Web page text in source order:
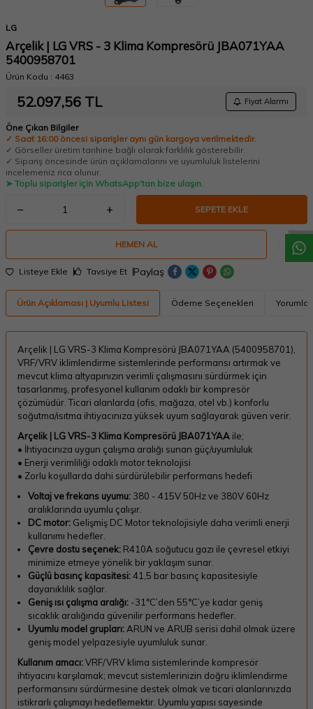
W
h
a
t
a
p
p
D
e
s
t
e
H
a
t
t
LG
Arçelik | LG VRS - 3 Klima Kompresörü JBA071YAA
5400958701
Ürün Kodu : 4463
52.097,56 TL Fiyat Alarmı
Öne Çıkan Bilgiler
✓ Saat 16:00 öncesi siparişler aynı gün kargoya verilmektedir.
✓ Görseller üretim tarihine bağlı olarak farklılık gösterebilir.
✓ Sipariş öncesinde ürün açıklamalarını ve uyumluluk listelerini
incelemeniz rica olunur.
➤ Toplu siparişler için WhatsApp'tan bize ulaşın.
SEPETE EKLE
HEMEN AL
Listeye Ekle Tavsiye Et Paylaş
Ürün Açıklaması | Uyumlu Listesi Ödeme Seçenekleri Yorumlar
Arçelik | LG VRS-3 Klima Kompresörü JBA071YAA (5400958701),
VRF/VRV iklimlendirme sistemlerinde performansı artırmak ve
mevcut klima altyapınızın verimli çalışmasını sürdürmek için
tasarlanmış, profesyonel kullanım odaklı bir kompresör
çözümüdür. Ticari alanlarda (ofis, mağaza, otel vb.) konforlu
soğutma/ısıtma ihtiyacınıza yüksek uyum sağlayarak güven verir.
Arçelik | LG VRS-3 Klima Kompresörü JBA071YAA ile;
• İhtiyacınıza uygun çalışma aralığı sunan güç/uyumluluk
• Enerji verimliliği odaklı motor teknolojisi
• Zorlu koşullarda dahi sürdürülebilir performans hedefi
Voltaj ve frekans uyumu: 380 - 415V 50Hz ve 380V 60Hz
aralıklarında uyumlu çalışır.
DC motor: Gelişmiş DC Motor teknolojisiyle daha verimli enerji
kullanımı hedefler.
Çevre dostu seçenek: R410A soğutucu gazı ile çevresel etkiyi
minimize etmeye yönelik bir yaklaşım sunar.
Güçlü basınç kapasitesi:41,5 bar basınç kapasitesiyle
dayanıklılık sağlar.
Geniş ısı çalışma aralığı: -31°C’den 55°C’ye kadar geniş
sıcaklık aralığında güvenilir performans hedefler.
Uyumlu model grupları:ARUN ve ARUB serisi dahil olmak üzere
geniş model yelpazesiyle uyumluluk sunar.
Kullanım amacı:VRF/VRV klima sistemlerinde kompresör
ihtiyacını karşılamak; mevcut sistemlerinizin doğru iklimlendirme
performansını sürdürmesine destek olmak ve ticari alanlarınızda
istikrarlı çalışmayı hedeflemektir. Uyumlu yapısı sayesinde